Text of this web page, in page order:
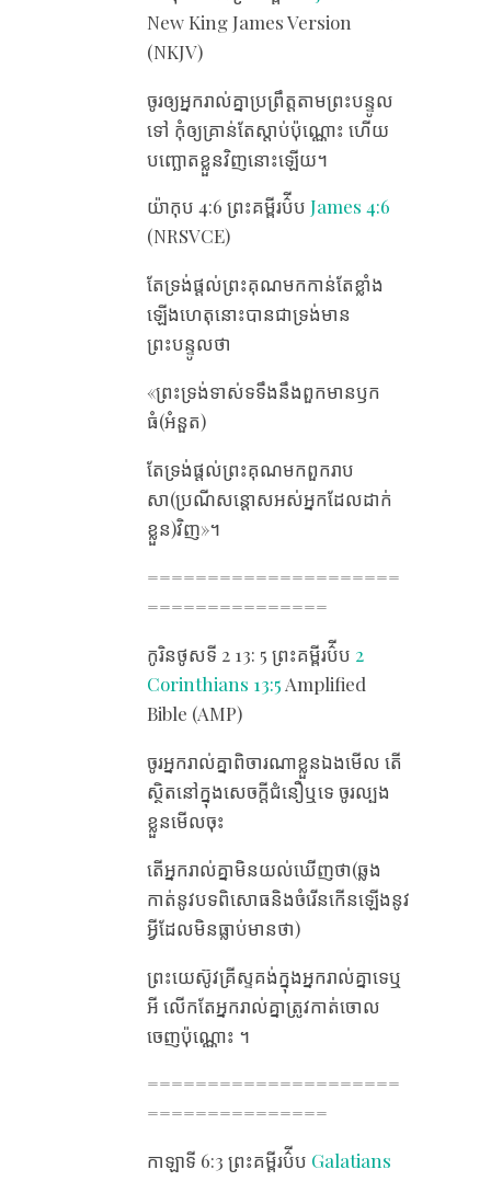
New King James Version
(NKJV)
ចូរ​ឲ្យ​អ្នក​រាល់​គ្នា​ប្រព្រឹត្ត​តាម​ព្រះបន្ទូល​
ទៅ កុំ​ឲ្យ​គ្រាន់​តែ​ស្តាប់​ប៉ុណ្ណោះ ហើយ​
បញ្ឆោត​ខ្លួន​វិញ​នោះ​ឡើយ។
យ៉ាកុប 4:6 ព្រះគម្ពីរប៌ីប James 4:6
(NRSVCE)
តែ​ទ្រង់​ផ្តល់​ព្រះគុណ​មក​កាន់​តែ​ខ្លាំង​
ឡើងហេតុ​នោះ​បាន​ជា​ទ្រង់​មាន​
ព្រះបន្ទូល​ថា
«ព្រះ​ទ្រង់​ទាស់​ទទឹង​នឹង​ពួក​មាន​ឫក​
ធំ(អំនួត)
តែ​ទ្រង់​ផ្តល់​ព្រះគុណ​មក​ពួក​រាប​
សា(ប្រណី​សន្ដោស​អស់​អ្នក​ដែល​ដាក់
ខ្លួន​)វិញ»។
=====================
===============
កូរិនថូស​ទី 2 13​: 5 ព្រះគម្ពីរប៌ីប ​ 2
Corinthians 13:5 Amplified
Bible (AMP)
ចូរ​អ្នក​រាល់​គ្នា​ពិចារណា​ខ្លួន​ឯង​មើល តើ​
ស្ថិត​នៅ​ក្នុង​សេចក្តី​ជំនឿ​ឬ​ទេ ចូរ​ល្បង​
ខ្លួន​មើល​ចុះ
តើ​អ្នក​រាល់​គ្នា​មិន​យល់​ឃើញ​ថា(ឆ្លង
កាត់នូវ​បទ​ពិសោធនិងចំរើនកើន​ឡើង​​នូវ
អ្វីដែល​មិន​ធ្លាប់​មានថា​)
ព្រះយេស៊ូវគ្រីស្ទ​គង់​ក្នុង​អ្នក​រាល់​គ្នា​ទេ​ឬ​
អី លើក​តែ​អ្នក​រាល់​គ្នា​ត្រូវ​កាត់​ចោល​
ចេញ​ប៉ុណ្ណោះ ។
=====================
===============
កាឡាទី 6​:3 ព្រះគម្ពីរប៌ីប Galatians